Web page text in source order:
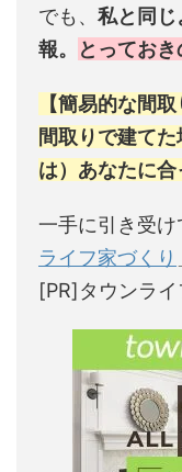
でも、 私と同じ
報。
とってお
【簡易的な間
間取りで建てた
は）あなたに合
一手に引き受け
ライフ家づくり
[PR]タウンライ